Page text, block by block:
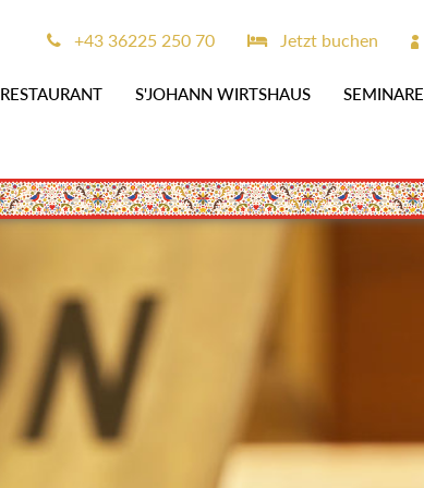
RESTAURANT S'JOHANN WIRTSHAUS SEMINARE
+43 36225 250 70 Jetzt buchen